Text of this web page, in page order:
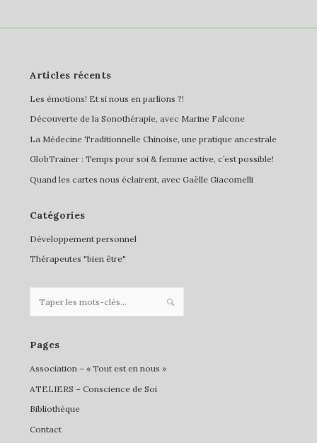
Articles récents
Les émotions! Et si nous en parlions ?!
Découverte de la Sonothérapie, avec Marine Falcone
La Médecine Traditionnelle Chinoise, une pratique ancestrale
GlobTrainer : Temps pour soi & femme active, c’est possible!
Quand les cartes nous éclairent, avec Gaëlle Giacomelli
Catégories
Développement personnel
Thérapeutes "bien être"
Pages
Association – « Tout est en nous »
ATELIERS – Conscience de Soi
Bibliothèque
Contact